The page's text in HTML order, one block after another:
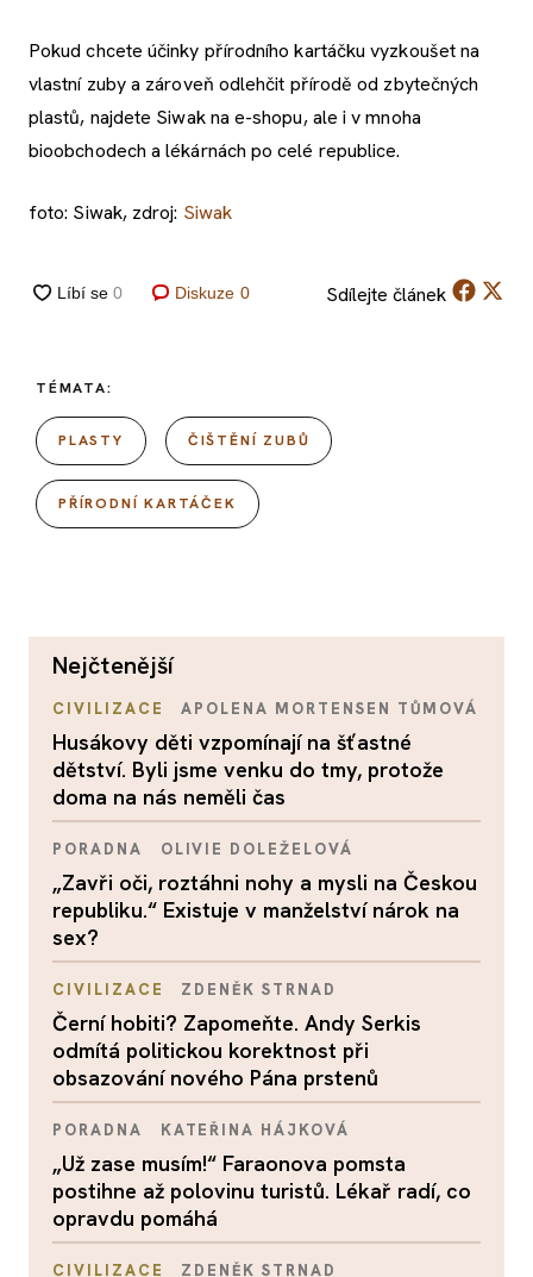
Pokud chcete účinky přírodního kartáčku vyzkoušet na
vlastní zuby a zároveň odlehčit přírodě od zbytečných
plastů, najdete Siwak na e-shopu, ale i v mnoha
bioobchodech a lékárnách po celé republice.
foto: Siwak, zdroj: Siwak
Diskuze 0 Sdílejte článek
TÉMATA:
PLASTY ČIŠTĚNÍ ZUBŮ
PŘÍRODNÍ KARTÁČEK
nejčtenější
CIVILIZACE APOLENA MORTENSEN TŮMOVÁ
Husákovy děti vzpomínají na šťastné
dětství. Byli jsme venku do tmy, protože
doma na nás neměli čas
PORADNA OLIVIE DOLEŽELOVÁ
„Zavři oči, roztáhni nohy a mysli na Českou
republiku.“ Existuje v manželství nárok na
sex?
CIVILIZACE ZDENĚK STRNAD
Černí hobiti? Zapomeňte. Andy Serkis
odmítá politickou korektnost při
obsazování nového Pána prstenů
PORADNA KATEŘINA HÁJKOVÁ
„Už zase musím!“ Faraonova pomsta
postihne až polovinu turistů. Lékař radí, co
opravdu pomáhá
CIVILIZACE ZDENĚK STRNAD